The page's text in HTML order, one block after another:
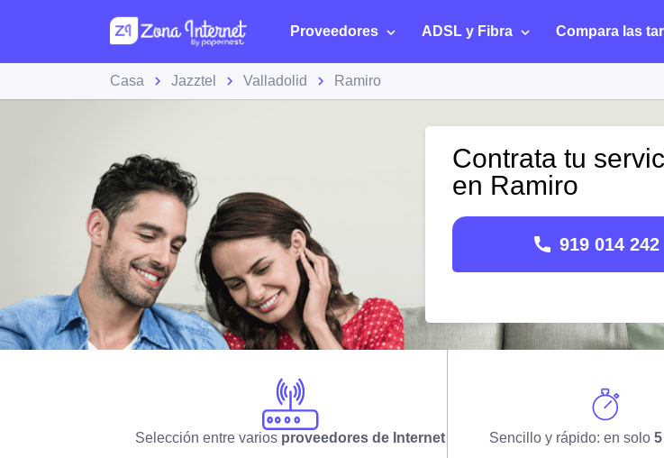
Proveedores ADSL y Fibra Compara las
Casa Jazztel Valladolid Ramiro
Contrata tu
en Ramiro
919 014 242
Selección entre varios proveedores de Internet Sencillo y rápido: en solo